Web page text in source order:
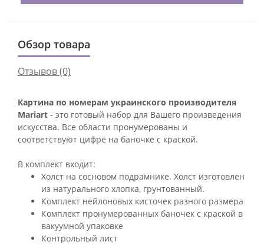
Обзор товара
Отзывов (0)
Картина по номерам украинского производителя
Mariart - это готовый набор для Вашего произведения
искусства. Все области пронумерованы и
соответствуют цифре на баночке с краской.
В комплект входит:
Холст на сосновом подрамнике. Холст изготовлен
из натурального хлопка, грунтованный.
Комплект нейлоновых кисточек разного размера
Комплект пронумерованных баночек с краской в
вакуумной упаковке
Контрольный лист